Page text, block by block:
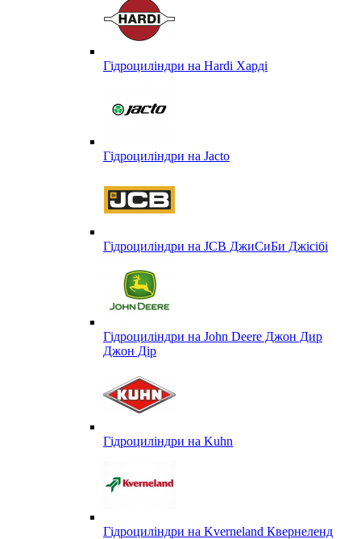
Гідроциліндри на Hardi Харді
Гідроциліндри на Jacto
Гідроциліндри на JCB ДжиСиБи Джісібі
Гідроциліндри на John Deere Джон Дир
Джон Дір
Гідроциліндри на Kuhn
Гідроциліндри на Kverneland Квернеленд